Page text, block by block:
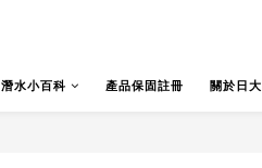
潛水小百科 產品保固註冊 關於日大